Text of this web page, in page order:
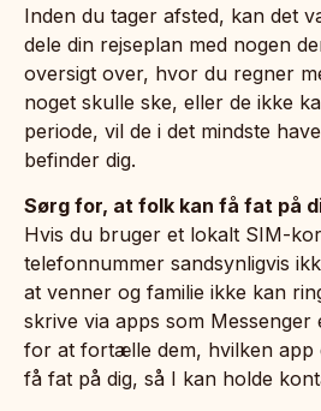
Inden du tager afsted, kan det
dele din rejseplan med nogen
oversigt over, hvor du regner
noget skulle ske, eller de ikke
periode, vil de i det mindste
befinder dig.
Sørg for, at folk kan få fat på
Hvis du bruger et lokalt SIM-
telefonnummer sandsynligvis
at venner og familie ikke kan
skrive via apps som
for at fortælle dem, hvilken app
få fat på dig, så I kan holde